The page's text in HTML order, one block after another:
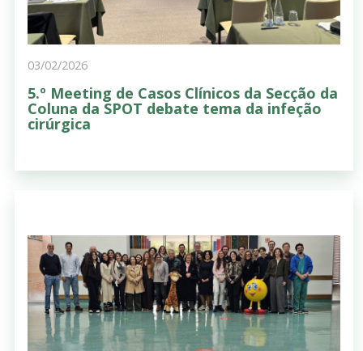
03/02/2026
5.º Meeting de Casos Clínicos da Secção da
Coluna da SPOT debate tema da infeção
cirúrgica